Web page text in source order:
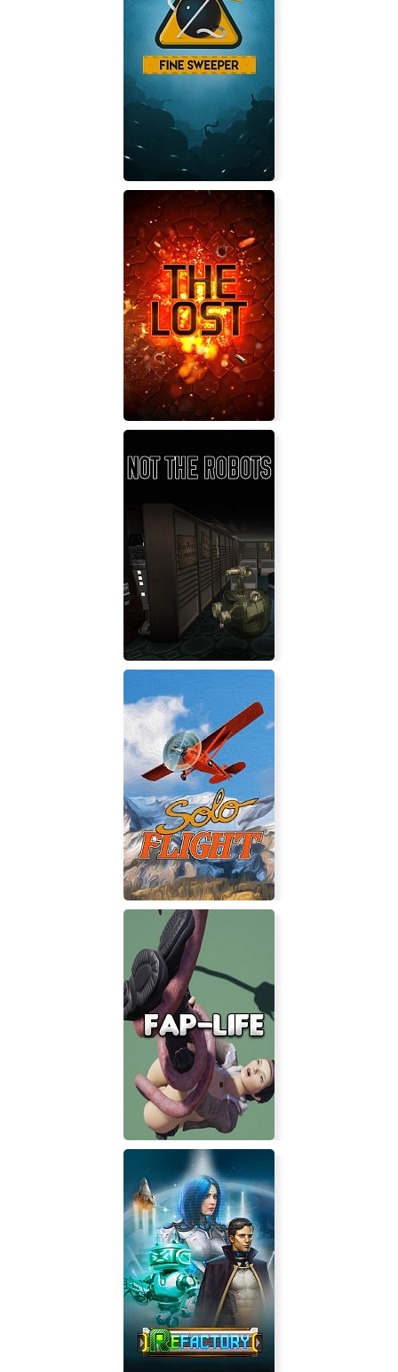
Nekro
Fine Sweeper
The Lost VR
Not The Robots
Solo Flight
Fap-life